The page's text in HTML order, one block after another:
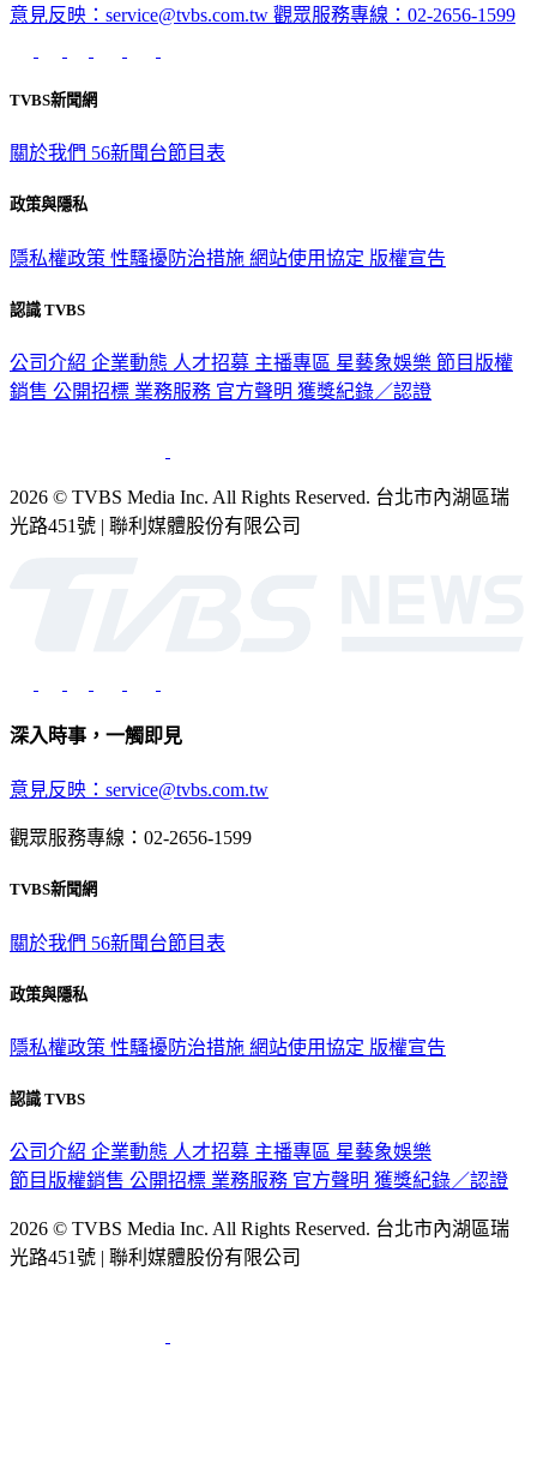
意見反映：service@tvbs.com.tw 觀眾服務專線：02-2656-1599
TVBS新聞網
關於我們 56新聞台節目表
政策與隱私
隱私權政策 性騷擾防治措施 網站使用協定 版權宣告
認識 TVBS
公司介紹 企業動態 人才招募 主播專區 星藝象娛樂 節目版權
銷售 公開招標 業務服務 官方聲明 獲獎紀錄／認證
2026 © TVBS Media Inc. All Rights Reserved. 台北市內湖區瑞
光路451號 | 聯利媒體股份有限公司
深入時事，一觸即見
意見反映：service@tvbs.com.tw
觀眾服務專線：02-2656-1599
TVBS新聞網
關於我們 56新聞台節目表
政策與隱私
隱私權政策 性騷擾防治措施 網站使用協定 版權宣告
認識 TVBS
公司介紹 企業動態 人才招募 主播專區 星藝象娛樂
節目版權銷售 公開招標 業務服務 官方聲明 獲獎紀錄／認證
2026 © TVBS Media Inc. All Rights Reserved. 台北市內湖區瑞
光路451號 | 聯利媒體股份有限公司